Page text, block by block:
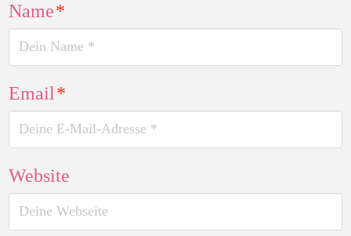
Name*
Email*
Website